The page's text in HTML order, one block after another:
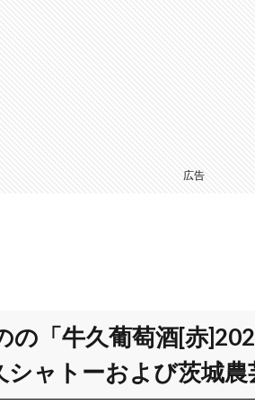
広告
の「牛久葡萄酒[赤
シャトーおよび茨城